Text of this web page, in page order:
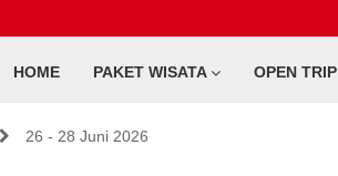
HOME PAKET WISATA OPEN TRIP
26 - 28 Juni 2026